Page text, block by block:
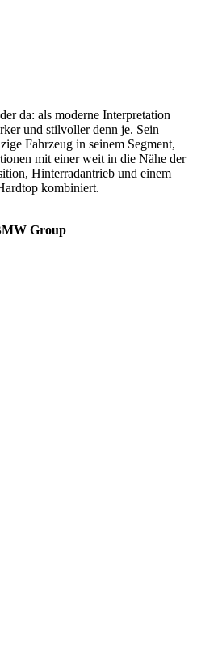
da: als moderne Interpretation
und stilvoller denn je. Sein
Fahrzeug in seinem Segment,
mit einer weit in die Nähe der
Hinterradantrieb und einem
kombiniert.
Group